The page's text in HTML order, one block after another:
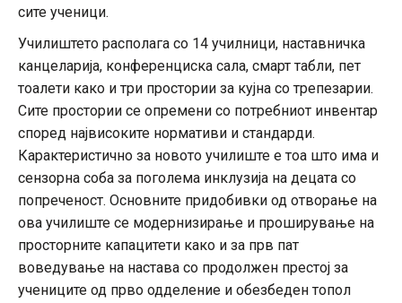
сите ученици.
Училиштето располага со 14 училници, наставничка
канцеларија, конференциска сала, смарт табли, пет
тоалети како и три простории за кујна со трепезарии.
Сите простории се опремени со потребниот инвентар
според највисоките нормативи и стандарди.
Карактеристично за новото училиште е тоа што има и
сензорна соба за поголема инклузија на децата со
попреченост. Основните придобивки од отворање на
ова училиште се модернизирање и проширување на
просторните капацитети како и за прв пат
воведување на настава со продолжен престој за
учениците од прво одделение и обезбеден топол